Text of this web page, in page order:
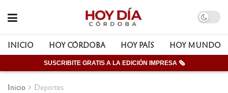
INICIO HOY CÓRDOBA HOY PAÍS HOY MUNDO
SUSCRIBITE GRATIS A LA EDICIÓN IMPRESA 🗞
Inicio Deportes